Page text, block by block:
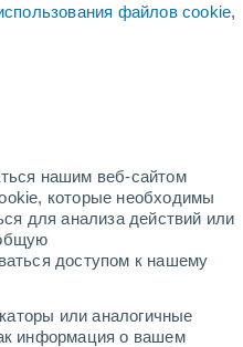
файлов cookie,
нашим веб-сайтом
которые необходимы
для анализа действий или
доступом к нашему
или аналогичные
информация о вашем